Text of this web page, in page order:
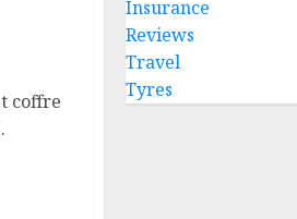
coffre
Insurance
Reviews
Travel
Tyres